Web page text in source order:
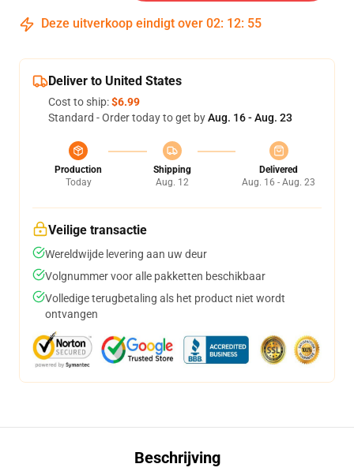
Deze uitverkoop eindigt over 02: 12: 54
Deliver to United States
Cost to ship:$6.99
Standard - Order today to get byAug. 16 - Aug. 23
Production
Today
Shipping
Aug. 12
Delivered
Aug. 16 - Aug. 23
Veilige transactie
Wereldwijde levering aan uw deur
Volgnummer voor alle pakketten beschikbaar
Volledige terugbetaling als het product niet wordt
ontvangen
Beschrijving